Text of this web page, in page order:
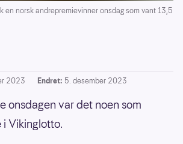
en norsk andrepremievinner onsdag som vant 13,5
2023 Endret: 5. desember 2023
onsdagen var det noen som
Vikinglotto.